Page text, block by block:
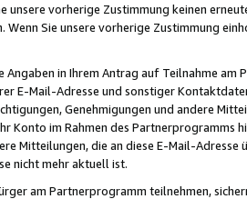
unsere vorherige Zustimmung keinen
Wenn Sie unsere vorherige Zustimmung
Angaben in Ihrem Antrag auf Teilnahme
E-Mail-Adresse und sonstiger
Genehmigungen und andere
Konto im Rahmen des Partnerprogramms
Mitteilungen, die an diese E-Mail-
nicht mehr aktuell ist.
am Partnerprogramm teilnehmen,